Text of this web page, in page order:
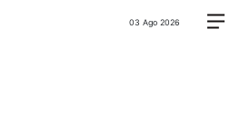
03 Ago 2026